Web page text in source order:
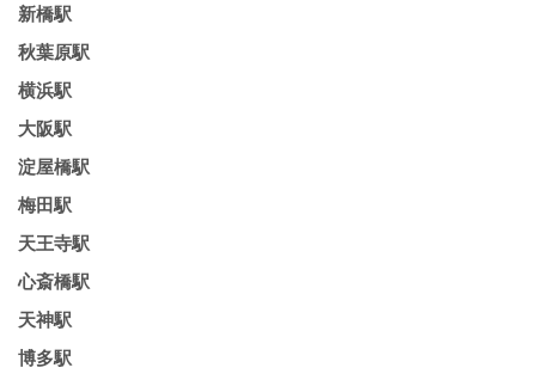
新橋駅
秋葉原駅
横浜駅
大阪駅
淀屋橋駅
梅田駅
天王寺駅
心斎橋駅
天神駅
博多駅